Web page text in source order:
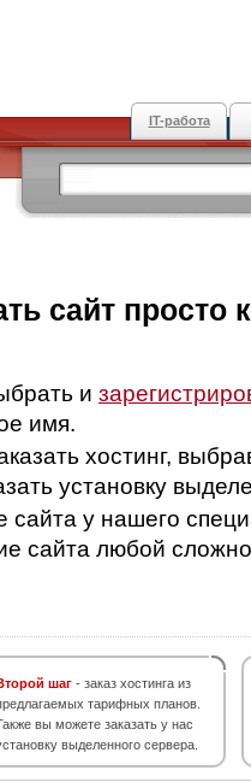
IT-работа
сайт просто
и
имя.
хостинг,
установку
сайта у нашего
сайта любой
шаг - заказ хостинга из
тарифных планов.
вы можете заказать у нас
выделенного сервера.